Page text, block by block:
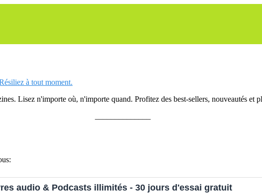
à tout moment.
Lisez n'importe où, n'importe quand. Profitez des best-sellers, nouveautés et
audio & Podcasts illimités - 30 jours d'essai gratuit